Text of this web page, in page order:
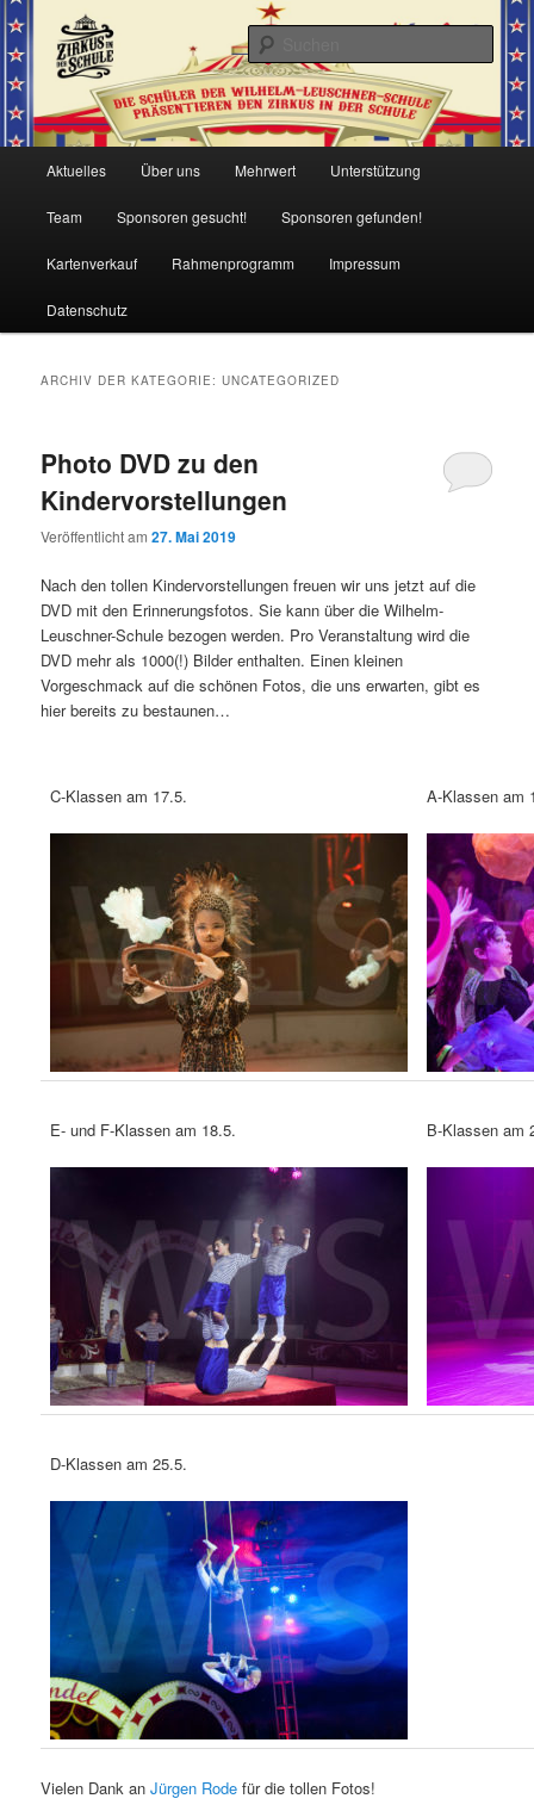
Zirkusprojekt 2019 der WLS
Zum
Inhalt
wechseln
Zum
sekundären
Inhalt
Aktuelles Über uns Mehrwert Unterstützung
Team Sponsoren gesucht! Sponsoren gefunden!
Kartenverkauf Rahmenprogramm Impressum
Datenschutz
ARCHIV DER KATEGORIE:UNCATEGORIZED
Photo DVD zu den
Kindervorstellungen
Veröffentlicht am27. Mai 2019
Nach den tollen Kindervorstellungen freuen wir uns jetzt auf die
DVD mit den Erinnerungsfotos. Sie kann über die Wilhelm-
Leuschner-Schule bezogen werden. Pro Veranstaltung wird die
DVD mehr als 1000(!) Bilder enthalten. Einen kleinen
Vorgeschmack auf die schönen Fotos, die uns erwarten, gibt es
hier bereits zu bestaunen…
C-Klassen am 17.5. A-Klassen am
E- und F-Klassen am 18.5. B-Klassen am
D-Klassen am 25.5.
Vielen Dank anJürgen Rode für die tollen Fotos!